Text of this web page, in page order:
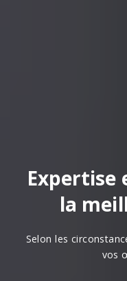
Expertise
la
Selon les
vos